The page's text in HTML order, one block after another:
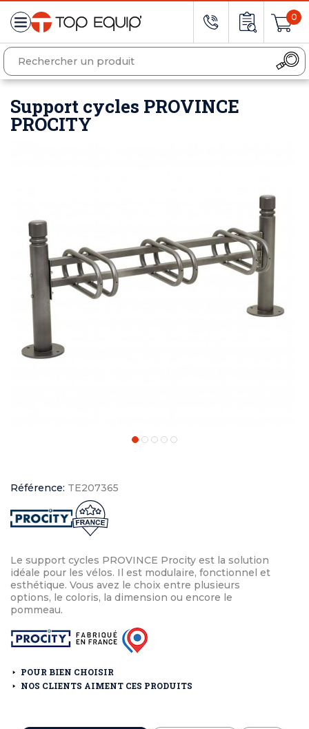
0
Support cycles PROVINCE
PROCITY
Référence: TE207365
Le support cycles PROVINCE Procity est la solution
idéale pour les vélos. Il est modulaire, fonctionnel et
esthétique. Vous avez le choix entre plusieurs
options, le coloris, la dimension ou encore le
pommeau.
POUR BIEN CHOISIR
NOS CLIENTS AIMENT CES PRODUITS